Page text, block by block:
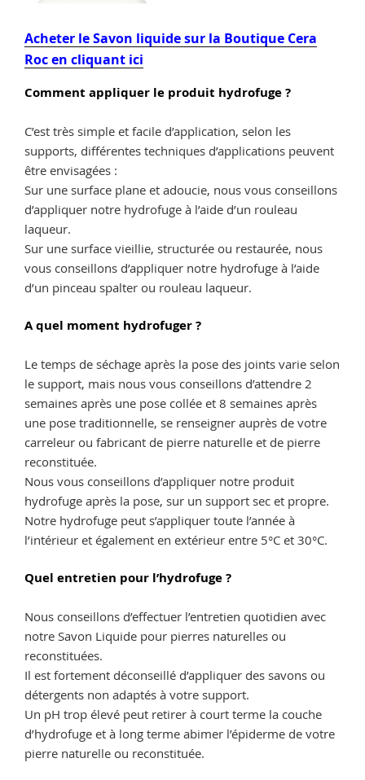
Acheter le Savon liquide sur la Boutique Cera
Roc en cliquant ici
Comment appliquer le produit hydrofuge ?
C’est très simple et facile d’application, selon les
supports, différentes techniques d’applications peuvent
être envisagées :
Sur une surface plane et adoucie, nous vous conseillons
d’appliquer notre hydrofuge à l’aide d’un rouleau
laqueur.
Sur une surface vieillie, structurée ou restaurée, nous
vous conseillons d’appliquer notre hydrofuge à l’aide
d’un pinceau spalter ou rouleau laqueur.
A quel moment hydrofuger ?
Le temps de séchage après la pose des joints varie selon
le support, mais nous vous conseillons d’attendre 2
semaines après une pose collée et 8 semaines après
une pose traditionnelle, se renseigner auprès de votre
carreleur ou fabricant de pierre naturelle et de pierre
reconstituée.
Nous vous conseillons d’appliquer notre produit
hydrofuge après la pose, sur un support sec et propre.
Notre hydrofuge peut s’appliquer toute l’année à
l’intérieur et également en extérieur entre 5°C et 30°C.
Quel entretien pour l’hydrofuge ?
Nous conseillons d’effectuer l’entretien quotidien avec
notre Savon Liquide pour pierres naturelles ou
reconstituées.
Il est fortement déconseillé d’appliquer des savons ou
détergents non adaptés à votre support.
Un pH trop élevé peut retirer à court terme la couche
d’hydrofuge et à long terme abimer l’épiderme de votre
pierre naturelle ou reconstituée.